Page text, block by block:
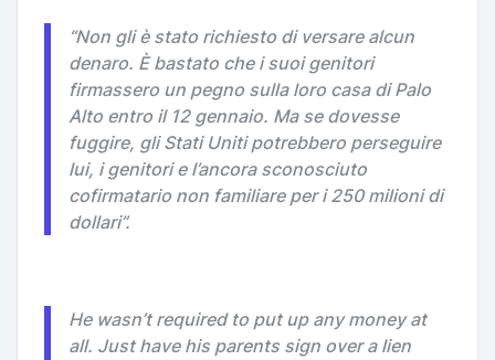
“Non gli è stato richiesto di versare alcun
denaro. È bastato che i suoi genitori
firmassero un pegno sulla loro casa di Palo
Alto entro il 12 gennaio. Ma se dovesse
fuggire, gli Stati Uniti potrebbero perseguire
lui, i genitori e l’ancora sconosciuto
cofirmatario non familiare per i 250 milioni di
dollari”.
He wasn’t required to put up any money at
all. Just have his parents sign over a lien